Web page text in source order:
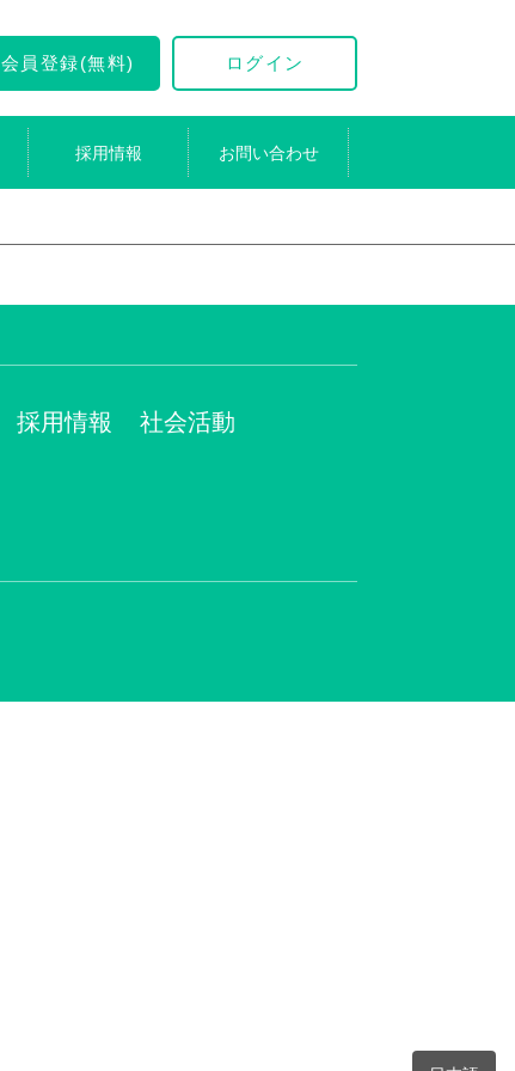
会員登録(無料) ログイン
採用情報 お問い合わせ
採用情報 社会活動